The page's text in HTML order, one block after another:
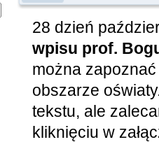
28 dzień
wpisu prof.
można
obszarze
tekstu, ale
kliknięciu w